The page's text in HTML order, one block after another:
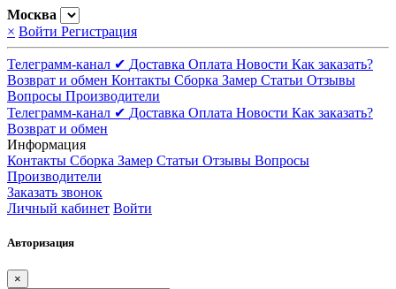
Москва
× Войти Регистрация
Телеграмм-канал ✔ Доставка Оплата Новости Как заказать?
Возврат и обмен Контакты Сборка Замер Статьи Отзывы
Вопросы Производители
Телеграмм-канал ✔ Доставка Оплата Новости Как заказать?
Возврат и обмен
Информация
Контакты Сборка Замер Статьи Отзывы Вопросы
Производители
Заказать звонок
Личный кабинет Войти
Авторизация
×